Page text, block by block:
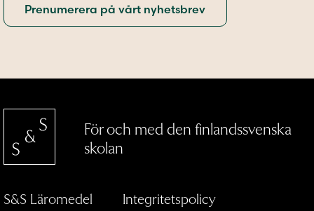
För och med den finlandssvenska
skolan
S&S Läromedel
Integritetspolicy